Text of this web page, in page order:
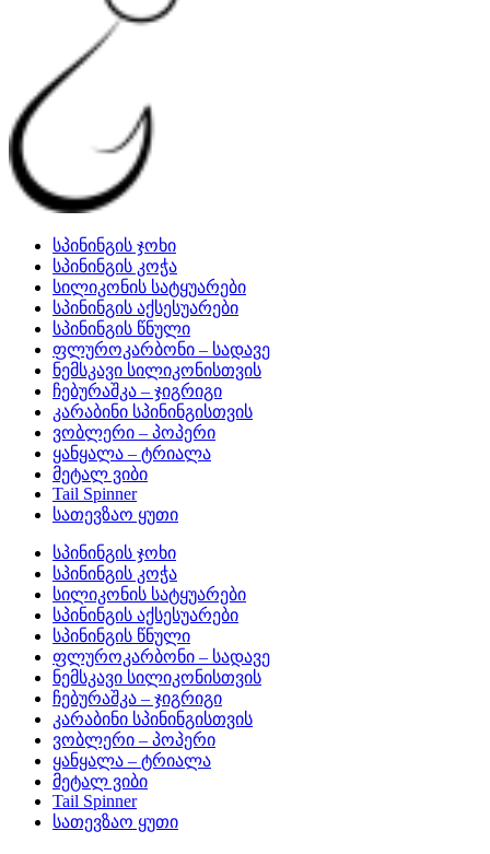
სპინინგის ჯოხი
სპინინგის კოჭა
სილიკონის სატყუარები
სპინინგის აქსესუარები
სპინინგის წნული
ფლუროკარბონი – სადავე
ნემსკავი სილიკონისთვის
ჩებურაშკა – ჯიგრიგი
კარაბინი სპინინგისთვის
ვობლერი – პოპერი
ყანყალა – ტრიალა
მეტალ ვიბი
Tail Spinner
სათევზაო ყუთი
სპინინგის ჯოხი
სპინინგის კოჭა
სილიკონის სატყუარები
სპინინგის აქსესუარები
სპინინგის წნული
ფლუროკარბონი – სადავე
ნემსკავი სილიკონისთვის
ჩებურაშკა – ჯიგრიგი
კარაბინი სპინინგისთვის
ვობლერი – პოპერი
ყანყალა – ტრიალა
მეტალ ვიბი
Tail Spinner
სათევზაო ყუთი